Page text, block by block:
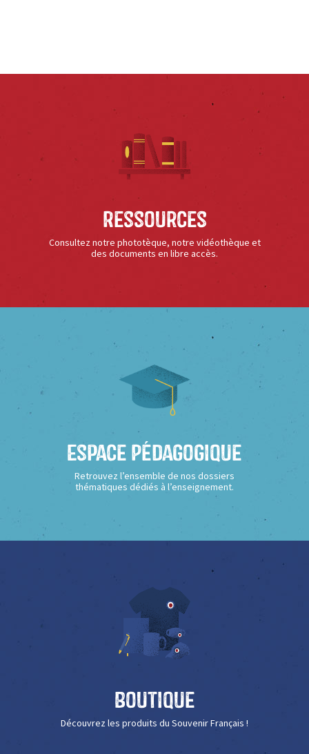
Ressources
Consultez notre phototèque, notre vidéothèque et
des documents en libre accès.
Espace Pédagogique
Retrouvez l’ensemble de nos dossiers
thématiques dédiés à l’enseignement.
Boutique
Découvrez les produits du Souvenir Français !